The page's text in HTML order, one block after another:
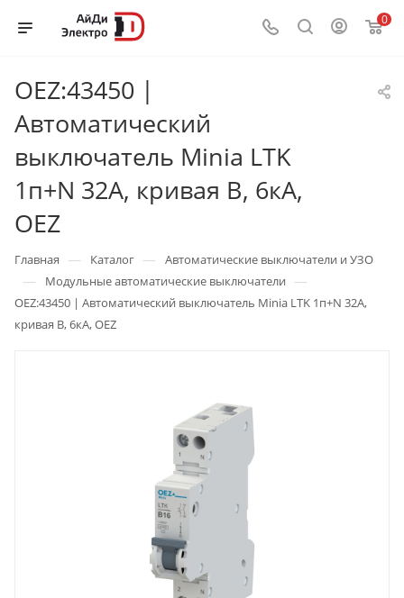
0
OEZ:43450 |
Автоматический
выключатель Minia LTK
1п+N 32А, кривая B, 6кА,
OEZ
Главная — Каталог — Автоматические выключатели и УЗО
— Модульные автоматические выключатели —
OEZ:43450 | Автоматический выключатель Minia LTK 1п+N 32А,
кривая B, 6кА, OEZ